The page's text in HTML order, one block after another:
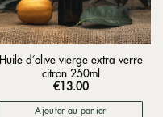
Huile d’olive vierge extra verre
citron 250ml
€13.00
Ajouter au panier